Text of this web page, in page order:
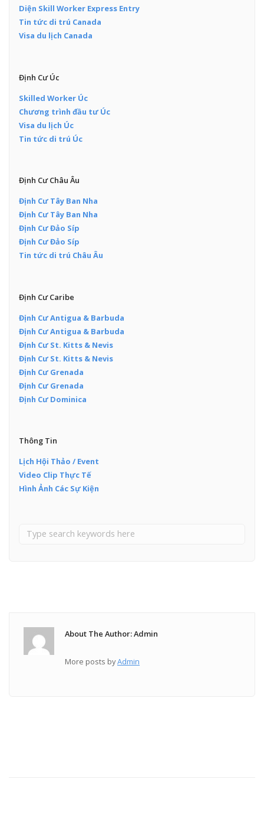
Diện Skill Worker Express Entry
Tin tức di trú Canada
Visa du lịch Canada
Định Cư Úc
Skilled Worker Úc
Chương trình đầu tư Úc
Visa du lịch Úc
Tin tức di trú Úc
Định Cư Châu Âu
Định Cư Tây Ban Nha
Định Cư Tây Ban Nha
Định Cư Đảo Síp
Định Cư Đảo Síp
Tin tức di trú Châu Âu
Định Cư Caribe
Định Cư Antigua & Barbuda
Định Cư Antigua & Barbuda
Định Cư St. Kitts & Nevis
Định Cư St. Kitts & Nevis
Định Cư Grenada
Định Cư Grenada
Định Cư Dominica
Thông Tin
Lịch Hội Thảo / Event
Video Clip Thực Tế
Hình Ảnh Các Sự Kiện
About The Author: Admin
More posts byAdmin